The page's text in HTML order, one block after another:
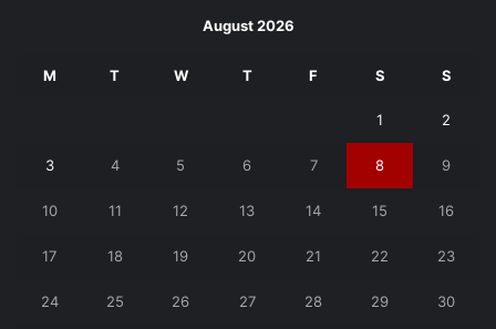
August 2026
M T W T F S S
1 2
3 4 5 6 7 8 9
10 11 12 13 14 15 16
17 18 19 20 21 22 23
24 25 26 27 28 29 30